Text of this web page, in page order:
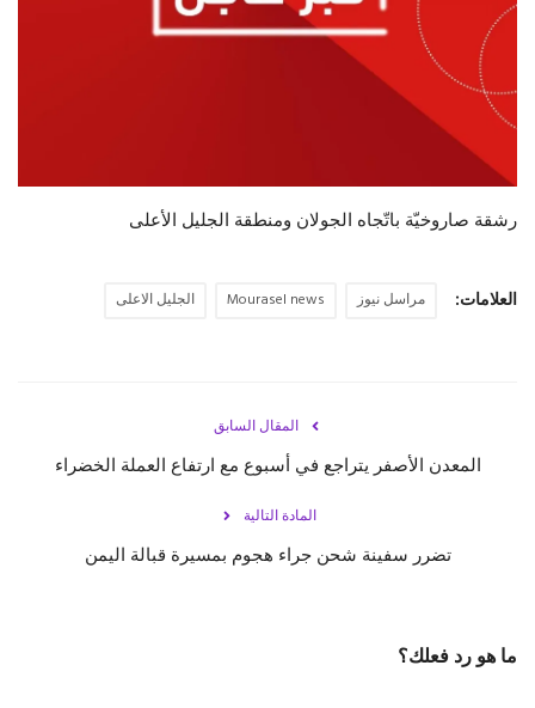
حياة
رشقة صاروخيّة باتّجاه الجولان ومنطقة الجليل الأعلى
العلامات: مراسل نيوز Mourasel news الجليل الاعلى
المقال السابق
المعدن الأصفر يتراجع في أسبوع مع ارتفاع العملة الخضراء
المادة التالية
تضرر سفينة شحن جراء هجوم بمسيرة قبالة اليمن
ما هو رد فعلك؟